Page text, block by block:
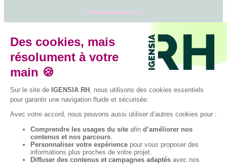
Suivez-nous sur les réseaux sociaux
Facebook Instagram
LinkedIn
YouTube
TikTok
© 2026 IGENSIA RH,
Établissement
supérieur privé,
Association à but non
lucratif, tous droits
réservés – Mise à jour
site : Janvier 2026